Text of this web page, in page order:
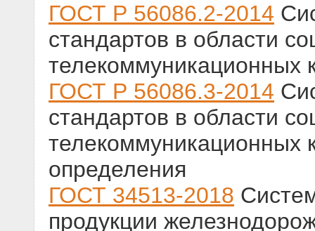
ГОСТ Р 56086.2-2014
стандартов в области
телекоммуникационных
ГОСТ Р 56086.3-2014
стандартов в области
телекоммуникационных
определения
ГОСТ 34513-2018
продукции